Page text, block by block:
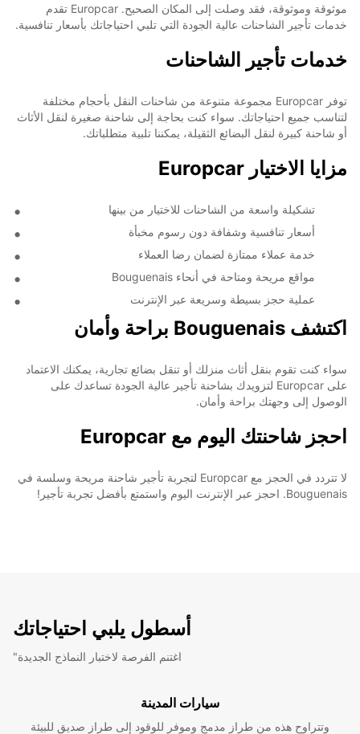
موثوقة وموثوقة، فقد وصلت إلى المكان الصحيح. Europcar تقدم
خدمات تأجير الشاحنات عالية الجودة التي تلبي احتياجاتك بأسعار تنافسية.
خدمات تأجير الشاحنات
توفر Europcar مجموعة متنوعة من شاحنات النقل بأحجام مختلفة
لتناسب جميع احتياجاتك. سواء كنت بحاجة إلى شاحنة صغيرة لنقل الأثاث
أو شاحنة كبيرة لنقل البضائع الثقيلة، يمكننا تلبية متطلباتك.
مزايا الاختيار Europcar
تشكيلة واسعة من الشاحنات للاختيار من بينها
أسعار تنافسية وشفافة دون رسوم مخبأة
خدمة عملاء ممتازة لضمان رضا العملاء
مواقع مريحة ومتاحة في أنحاء Bouguenais
عملية حجز بسيطة وسريعة عبر الإنترنت
اكتشف Bouguenais براحة وأمان
سواء كنت تقوم بنقل أثاث منزلك أو تنقل بضائع تجارية، يمكنك الاعتماد
على Europcar لتزويدك بشاحنة تأجير عالية الجودة تساعدك على
الوصول إلى وجهتك براحة وأمان.
احجز شاحنتك اليوم مع Europcar
لا تتردد في الحجز مع Europcar لتجربة تأجير شاحنة مريحة وسلسة في
Bouguenais. احجز عبر الإنترنت اليوم واستمتع بأفضل تجربة تأجير!
أسطول يلبي احتياجاتك
"اغتنم الفرصة لاختبار النماذج الجديدة
سيارات المدينة
وتتراوح هذه من طراز مدمج وموفر للوقود إلى طراز صديق للبيئة